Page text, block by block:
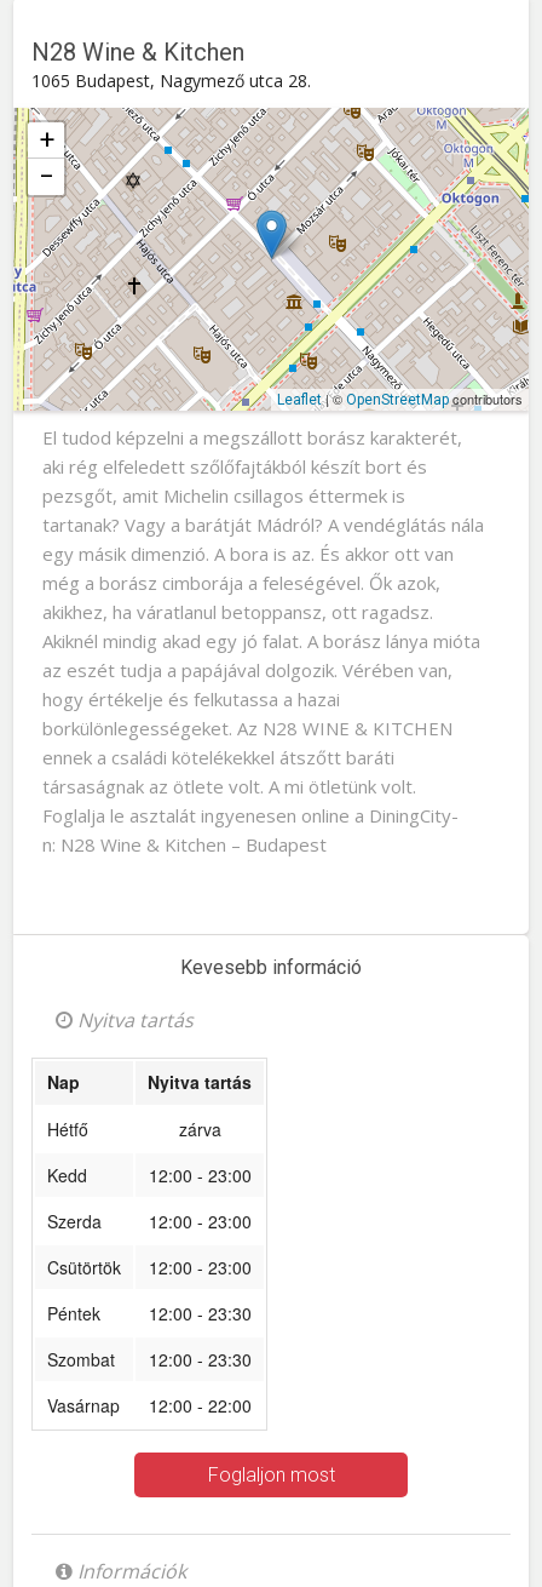
N28 Wine & Kitchen
1065 Budapest, Nagymező utca 28.
+
−
Leaflet| © OpenStreetMapcontributors
N28 Wine & Kitchen
Nagymező utca 28. , 1065Budapest
El tudod képzelni a megszállott borász karakterét,
aki rég elfeledett szőlőfajtákból készít bort és
pezsgőt, amit Michelin csillagos éttermek is
tartanak? Vagy a barátját Mádról? A vendéglátás nála
egy másik dimenzió. A bora is az. És akkor ott van
még a borász cimborája a feleségével. Ők azok,
akikhez, ha váratlanul betoppansz, ott ragadsz.
Akiknél mindig akad egy jó falat. A borász lánya mióta
az eszét tudja a papájával dolgozik. Vérében van,
hogy értékelje és felkutassa a hazai
borkülönlegességeket. Az N28 WINE & KITCHEN
ennek a családi kötelékekkel átszőtt baráti
társaságnak az ötlete volt. A mi ötletünk volt.
Foglalja le asztalát ingyenesen online a DiningCity-
n: N28 Wine & Kitchen – Budapest
Kevesebb információ
Nyitva tartás
Nap
Nyitva tartás
Hétfő
zárva
Kedd
12:00 - 23:00
Szerda
12:00 - 23:00
Csütörtök
12:00 - 23:00
Péntek
12:00 - 23:30
Szombat
12:00 - 23:30
Vasárnap
12:00 - 22:00
Foglaljon most
Információk